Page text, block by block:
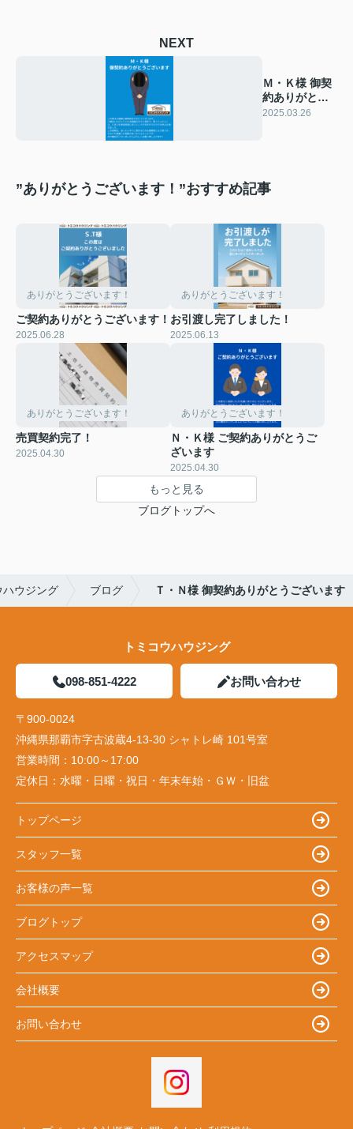
NEXT
Ｍ・Ｋ様 御契
約ありがとう
ございます
2025.03.26
”ありがとうございます！”おすすめ記事
ありがとうございます！
ご契約ありがとうございます！
2025.06.28
ありがとうございます！
お引渡し完了しました！
2025.06.13
ありがとうございます！
売買契約完了！
2025.04.30
ありがとうございます！
Ｎ・Ｋ様 ご契約ありがとうご
ざいます
2025.04.30
もっと見る
ブログトップへ
ハウジング ブログ Ｔ・Ｎ様 御契約ありがとうございます
トミコウハウジング
098-851-4222 お問い合わせ
〒900-0024
沖縄県那覇市字古波蔵4-13-30 シャトレ崎 101号室
営業時間： 10:00～17:00
定休日： 水曜・日曜・祝日・年末年始・ＧＷ・旧盆
トップページ
スタッフ一覧
お客様の声一覧
ブログトップ
アクセスマップ
会社概要
お問い合わせ